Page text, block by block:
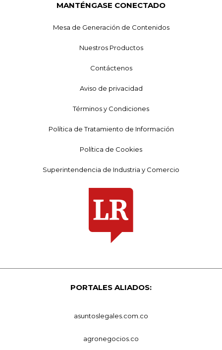
MANTÉNGASE CONECTADO
Mesa de Generación de Contenidos
Nuestros Productos
Contáctenos
Aviso de privacidad
Términos y Condiciones
Política de Tratamiento de Información
Política de Cookies
Superintendencia de Industria y Comercio
PORTALES ALIADOS:
asuntoslegales.com.co
agronegocios.co